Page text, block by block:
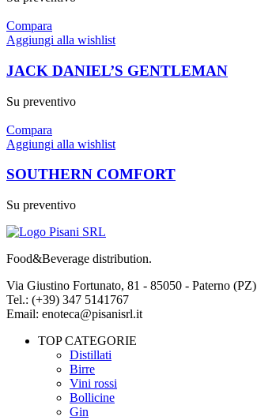
Compara
Aggiungi alla wishlist
JACK DANIEL’S GENTLEMAN
Su preventivo
Compara
Aggiungi alla wishlist
SOUTHERN COMFORT
Su preventivo
Food&Beverage distribution.
Via Giustino Fortunato, 81 - 85050 - Paterno (PZ)
Tel.: (+39) 347 5141767
Email: enoteca@pisanisrl.it
TOP CATEGORIE
Distillati
Birre
Vini rossi
Bollicine
Gin